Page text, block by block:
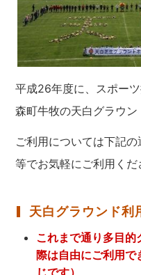
平成26年度に、スポー
森町牛牧の天白グラウン
ご利用については下記
等でお気軽にご利用くだ
天白グラウンド利
これまで通り多目的
際は自由にご利用で
じです）